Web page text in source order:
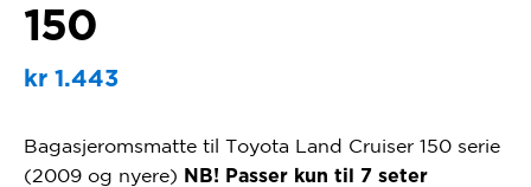
150
kr1.443
Bagasjeromsmatte til Toyota Land Cruiser 150 serie
(2009 og nyere) NB! Passer kun til 7 seter